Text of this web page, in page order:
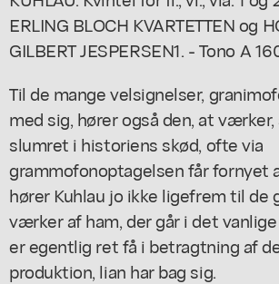
ERLING BLOCH KVARTETTEN og
GILBERT JESPERSEN1. - Tono A
Til de mange velsignelser,
med sig, hører også den, at
slumret i historiens skød, ofte via
grammofonoptagelsen får fornyet
hører Kuhlau jo ikke ligefrem til de
værker af ham, der går i det
er egentlig ret få i betragtning af
produktion, lian har bag sig.